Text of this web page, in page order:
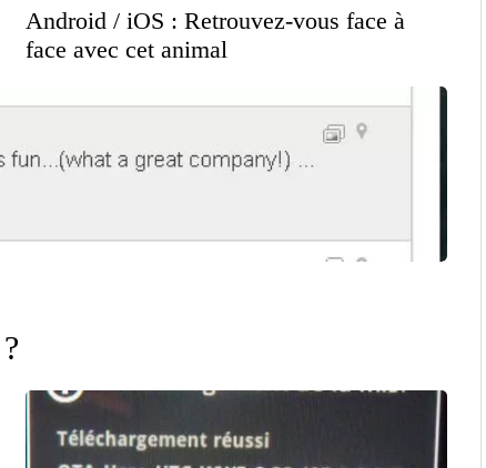
Android / iOS : Retrouvez-vous face à
face avec cet animal